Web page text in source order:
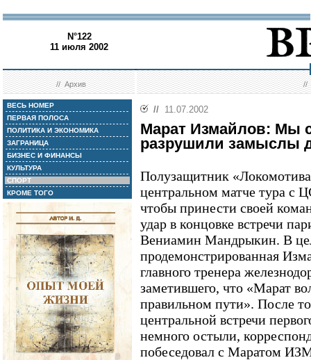
N°122
11 июля 2002
//Архив //
ВЕСЬ НОМЕР
ПЕРВАЯ ПОЛОСА
ПОЛИТИКА И ЭКОНОМИКА
ЗАГРАНИЦА
БИЗНЕС И ФИНАНСЫ
КУЛЬТУРА
СПОРТ
КРОМЕ ТОГО
// 11.07.2002
Марат Измайлов: Мы
разрушили замыслы
Полузащитник
центральном матче тура с
чтобы принести своей
удар в концовке встречи
Вениамин Мандрыкин. В
продемонстрированная
главного тренера
заметившего, что «Марат
правильном пути». После
центральной встречи
немного остыли,
побеседовал с Маратом